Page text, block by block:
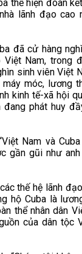
thể hiện đoàn
lãnh đạo cao
đã cử hàng
Việt Nam, trong
sinh viên Việt
móc, lương
kinh tế-xã hội
đang phát huy
Nam và
gần gũi như
thế hệ lãnh
hộ Cuba là
thể nhân dân
của dân tộc